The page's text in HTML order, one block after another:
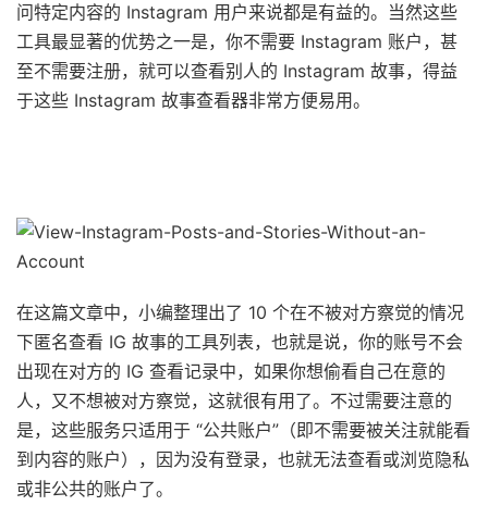
问特定内容的 Instagram 用户来说都是有益的。当然这些
工具最显著的优势之一是，你不需要 Instagram 账户，甚
至不需要注册，就可以查看别人的 Instagram 故事，得益
于这些 Instagram 故事查看器非常方便易用。
在这篇文章中，小编整理出了 10 个在不被对方察觉的情况
下匿名查看 IG 故事的工具列表，也就是说，你的账号不会
出现在对方的 IG 查看记录中，如果你想偷看自己在意的
人，又不想被对方察觉，这就很有用了。不过需要注意的
是，这些服务只适用于 “公共账户”（即不需要被关注就能看
到内容的账户），因为没有登录，也就无法查看或浏览隐私
或非公共的账户了。